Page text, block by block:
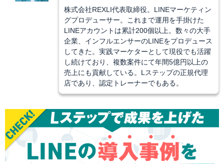
株式会社REXLI代表取締役。LINEマーケティン
グプロデューサー。これまで運用を手掛けた
LINEアカウントは累計200個以上。数々の大手
企業、インフルエンサーのLINEをプロデュース
してきた。実践マーケターとして現役でも活躍
し続けており、複数案件にて年間5億円以上の
売上にも貢献している。Lステップの正規代理
店であり、認定トレーナーでもある。